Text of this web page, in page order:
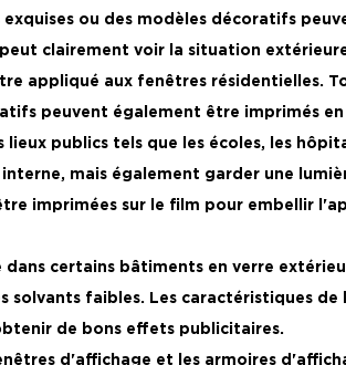
ou des modèles décoratifs
clairement voir la situation
appliqué aux fenêtres
peuvent également être imprimés
lieux publics tels que les écoles, les
interne, mais également garder une
imprimées sur le film pour embellir
dans certains bâtiments en verre
solvants faibles. Les caractéristiques
de bons effets publicitaires.
d'affichage et les armoires